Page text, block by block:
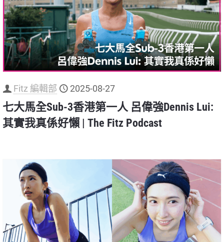
Fitz 編輯部 2025-08-27
七大馬全Sub-3香港第一人 呂偉強Dennis Lui:
其實我真係好懶 | The Fitz Podcast